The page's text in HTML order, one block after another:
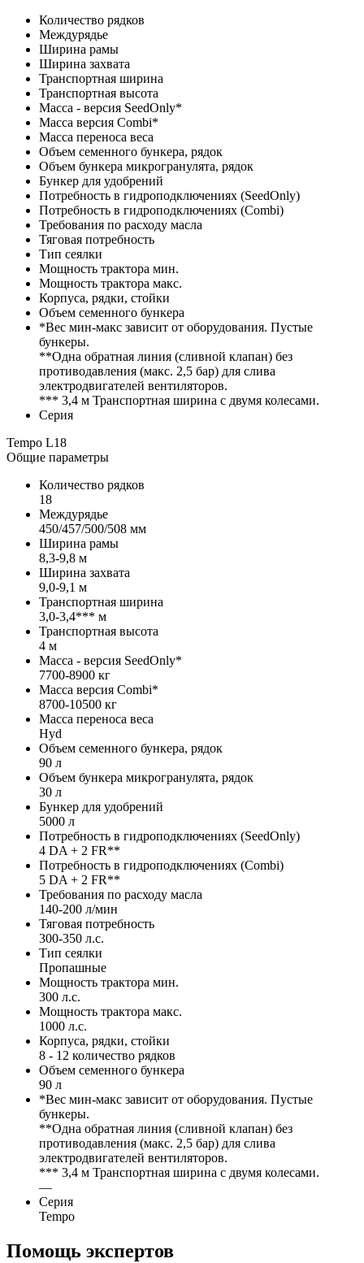
Количество рядков
Междурядье
Ширина рамы
Ширина захвата
Транспортная ширина
Транспортная высота
Масса - версия SeedOnly*
Масса версия Combi*
Масса переноса веса
Объем семенного бункера, рядок
Объем бункера микрогранулята, рядок
Бункер для удобрений
Потребность в гидроподключениях (SeedOnly)
Потребность в гидроподключениях (Combi)
Требования по расходу масла
Тяговая потребность
Тип сеялки
Мощность трактора мин.
Мощность трактора макс.
Корпуса, рядки, стойки
Объем семенного бункера
*Вес мин-макс зависит от оборудования. Пустые
бункеры.
**Одна обратная линия (сливной клапан) без
противодавления (макс. 2,5 бар) для слива
электродвигателей вентиляторов.
*** 3,4 м Транспортная ширина с двумя колесами.
Серия
Tempo L18
Общие параметры
Количество рядков
18
Междурядье
450/457/500/508 мм
Ширина рамы
8,3-9,8 м
Ширина захвата
9,0-9,1 м
Транспортная ширина
3,0-3,4*** м
Транспортная высота
4 м
Масса - версия SeedOnly*
7700-8900 кг
Масса версия Combi*
8700-10500 кг
Масса переноса веса
Hyd
Объем семенного бункера, рядок
90 л
Объем бункера микрогранулята, рядок
30 л
Бункер для удобрений
5000 л
Потребность в гидроподключениях (SeedOnly)
4 DA + 2 FR**
Потребность в гидроподключениях (Combi)
5 DA + 2 FR**
Требования по расходу масла
140-200 л/мин
Тяговая потребность
300-350 л.c.
Тип сеялки
Пропашные
Мощность трактора мин.
300 л.с.
Мощность трактора макс.
1000 л.с.
Корпуса, рядки, стойки
8 - 12 количество рядков
Объем семенного бункера
90 л
*Вес мин-макс зависит от оборудования. Пустые
бункеры.
**Одна обратная линия (сливной клапан) без
противодавления (макс. 2,5 бар) для слива
электродвигателей вентиляторов.
*** 3,4 м Транспортная ширина с двумя колесами.
—
Серия
Tempo
Помощь экспертов